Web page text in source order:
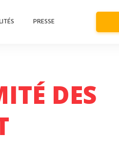
PRESSE
DES